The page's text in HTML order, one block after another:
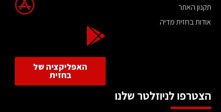
תקנון האתר
אודות בחזית מדיה
האפליקציה של
בחזית
הצטרפו לניוזלטר שלנו